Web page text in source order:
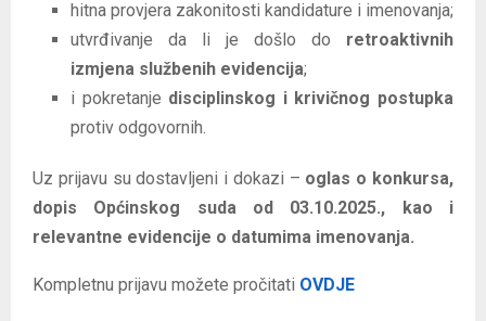
hitna provjera zakonitosti kandidature i imenovanja;
utvrđivanje da li je došlo do retroaktivnih
izmjena službenih evidencija;
i pokretanje disciplinskog i krivičnog postupka
protiv odgovornih.
Uz prijavu su dostavljeni i dokazi – oglas o konkursa,
dopis Općinskog suda od 03.10.2025., kao i
relevantne evidencije o datumima imenovanja.
Kompletnu prijavu možete pročitati OVDJE